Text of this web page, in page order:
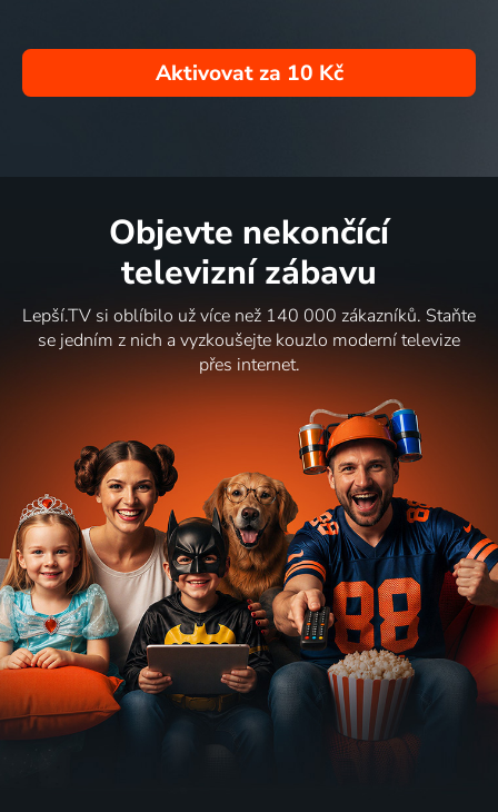
Aktivovat za 10 Kč
Objevte nekončící
televizní zábavu
Lepší.TV si oblíbilo už více než 140 000 zákazníků. Staňte
se jedním z nich a vyzkoušejte kouzlo moderní televize
přes internet.